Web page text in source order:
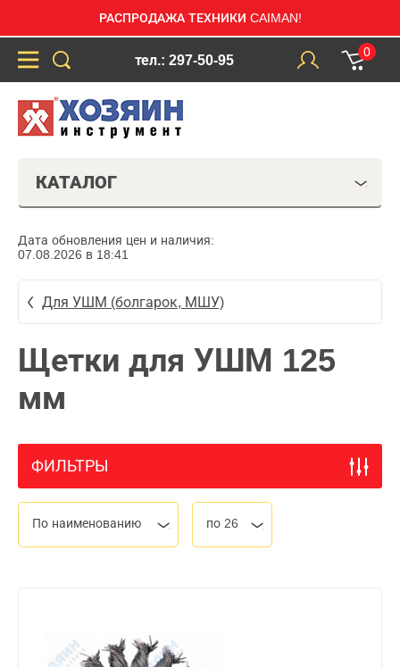
РАСПРОДАЖА ТЕХНИКИ CAIMAN!
тел.: 297-50-95
0
КАТАЛОГ
Дата обновления цен и наличия:
07.08.2026 в 18:41
Для УШМ (болгарок, МШУ)
Щетки для УШМ 125
мм
ФИЛЬТРЫ
По наименованию по 26